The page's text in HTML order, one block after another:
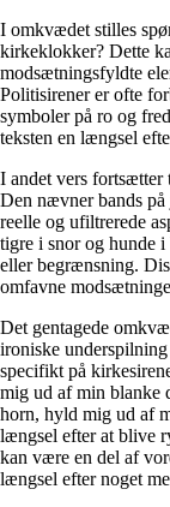
I omkvædet stilles
kirkeklokker? Dette
modsætningsfyldte
Politisirener er ofte
symboler på ro og
teksten en længsel
I andet vers fortsætter
Den nævner bands på
reelle og ufiltrerede
tigre i snor og hunde
eller begrænsning.
omfavne
Det gentagede
ironiske
specifikt på
mig ud af min blanke
horn, hyld mig ud af
længsel efter at blive
kan være en del af
længsel efter noget